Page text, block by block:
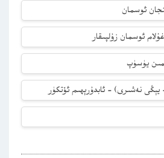
ئوسمان
ئوسمان زۇلپىقار
يۈسۈپ
يېڭى نەشىرى) – ئابدۇرېھىم ئۆتكۈر